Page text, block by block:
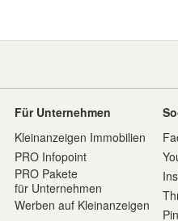
Für Unternehmen
Kleinanzeigen Immobilien
PRO Infopoint
PRO Pakete
für Unternehmen
Werben auf Kleinanzeigen